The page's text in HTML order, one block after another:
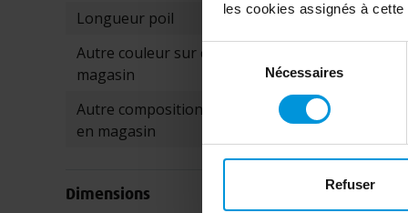
les cookies assignés à
Sélection
consentement
Nécessaires
Refuser
Caractéristiques
Longueur poil
Poils
Autre couleur sur commande en
magasin
Autre composition sur commande
en magasin
Dimensions